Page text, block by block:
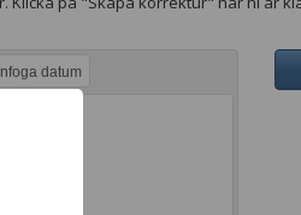
Infoga datum